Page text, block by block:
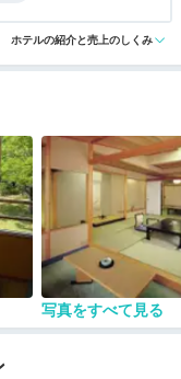
味しかったです。
）は高級感があって
風呂 2.5
ホテルの紹介と売上のしくみ
写真をすべて見る